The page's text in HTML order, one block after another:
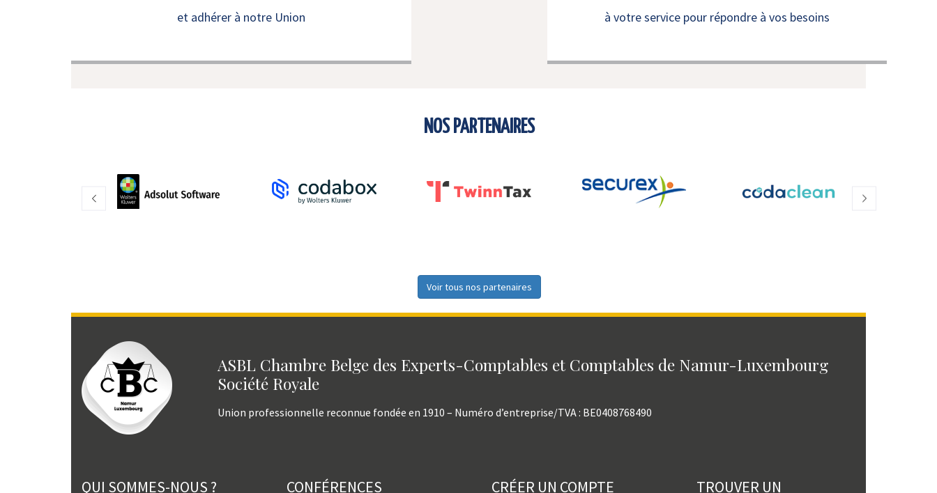
et adhérer à notre Union à votre service pour répondre à vos besoins
NOS PARTENAIRES
Voir tous nos partenaires
ASBL Chambre Belge des Experts-Comptables et Comptables de Namur-Luxembourg
Société Royale
Union professionnelle reconnue fondée en 1910 – Numéro d’entreprise/TVA : BE0408768490
QUI SOMMES-NOUS ? CONFÉRENCES CRÉER UN COMPTE TROUVER UN